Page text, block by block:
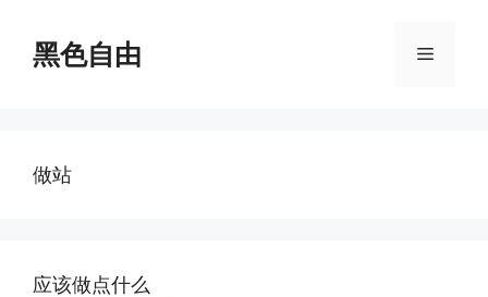
黑色自由 菜
做站
应该做点什么